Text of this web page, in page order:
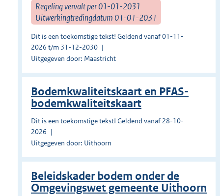
Regeling vervalt per 01-01-2031
Uitwerkingtredingdatum 01-01-2031
Dit is een toekomstige tekst! Geldend vanaf 01-11-
2026 t/m 31-12-2030
Uitgegeven door: Maastricht
Bodemkwaliteitskaart en PFAS-
bodemkwaliteitskaart
Dit is een toekomstige tekst! Geldend vanaf 28-10-
2026
Uitgegeven door: Uithoorn
Beleidskader bodem onder de
Omgevingswet gemeente Uithoorn